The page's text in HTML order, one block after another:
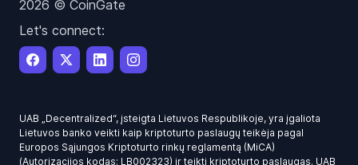
2026 © CoinGate
Let's connect:
UAB „Decentralized“, įsteigta Lietuvos Respublikoje, yra įgaliota
Lietuvos banko veikti kaip kriptoturto paslaugų teikėja pagal
Europos Sąjungos Kriptoturto rinkų reglamentą (MiCA)
(Autorizacijos kodas: LB002323) ir teikti kriptoturto paslaugas. UAB